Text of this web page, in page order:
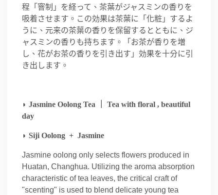
程「窨制」を経って、茶葉がジャスミンの香りを
吸着させます。この効果は茶葉に「化粧」するよ
うに、元来の茶葉の香りを保留するとともに、ジ
ャスミンの香りも持ちます。「お茶が香りを増
し、花がお茶の香りを引き出す」効果を十分に引
き出します。
◗ Jasmine Oolong Tea ｜ Tea with floral , beautiful
day
◗ Siji Oolong + Jasmine
Jasmine oolong only selects flowers produced in
Huatan, Changhua. Utilizing the aroma absorption
characteristic of tea leaves, the critical craft of
"scenting" is used to blend delicate young tea